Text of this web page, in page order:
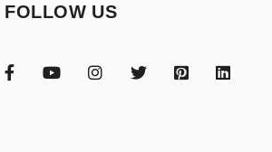
FOLLOW US